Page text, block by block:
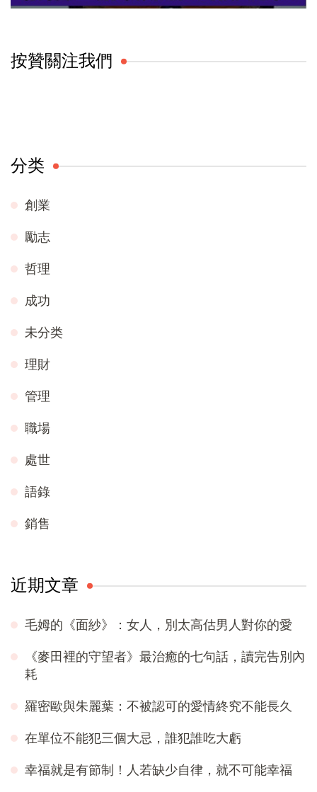
按贊關注我們
分类
創業
勵志
哲理
成功
未分类
理財
管理
職場
處世
語錄
銷售
近期文章
毛姆的《面紗》：女人，別太高估男人對你的愛
《麥田裡的守望者》最治癒的七句話，讀完告別內
耗
羅密歐與朱麗葉：不被認可的愛情終究不能長久
在單位不能犯三個大忌，誰犯誰吃大虧
幸福就是有節制！人若缺少自律，就不可能幸福